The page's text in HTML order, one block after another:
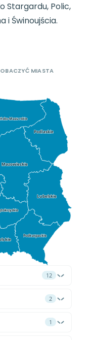
Stargardu, Polic,
i Świnoujścia.
MIASTA
Lubelskie
Mazowieckie
Podkarpackie
Podlaskie
Mazurskie
12
2
1